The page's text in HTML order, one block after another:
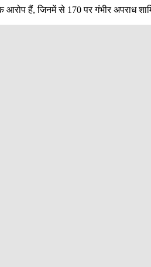
आरोप हैं, जिनमें से 170 पर गंभीर अपराध